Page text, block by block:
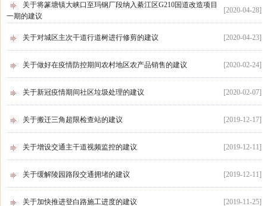
关于将篆塘镇大峡口至玛钢厂段纳入綦江区G210国道改造项目
一期的建议
[2020-04-28]
关于对城区主次干道行道树进行修剪的建议 [2020-04-23]
关于做好在疫情防控期间农村地区农产品销售的建议 [2020-02-24]
关于新冠疫情期间社区垃圾处理的建议 [2020-02-07]
关于搬迁三角超限检查站的建议 [2019-12-17]
关于增设交通主干道视频监控的建议 [2019-12-11]
关于缓解陵园路段交通拥堵的建议 [2019-12-11]
关于加快推进登白路施工进度的建议 [2019-11-25]